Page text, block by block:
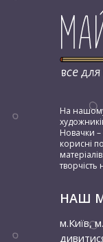
На нашому
Новачки –
корисні
НАШ
м.Київ,